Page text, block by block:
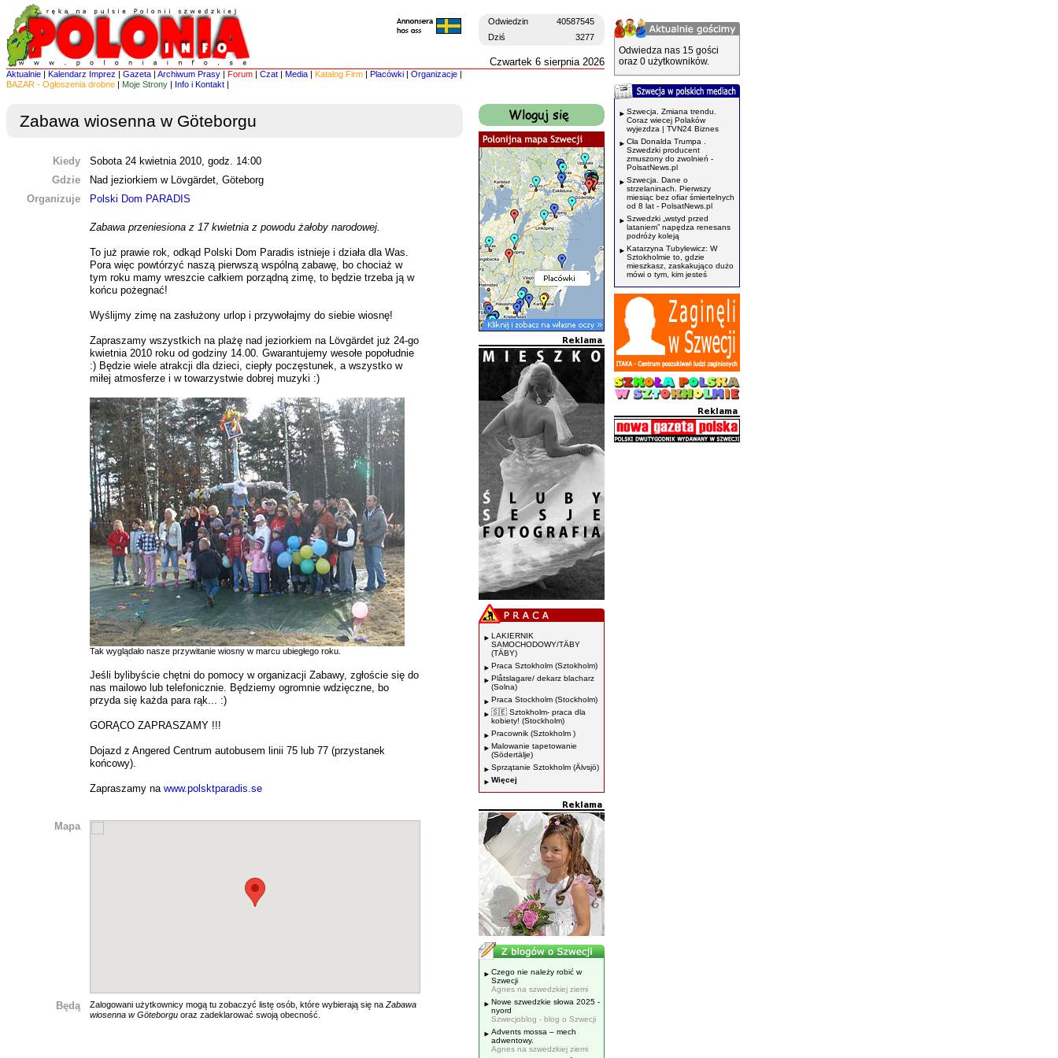
Odwiedzin
40587545
Dziś
3277
Czwartek 6 sierpnia 2026
Aktualnie | Kalendarz Imprez | Gazeta | Archiwum Prasy | Forum | Czat | Media | Katalog Firm | Placówki | Organizacje |
BAZAR - Ogłoszenia drobne | Moje Strony | Info i Kontakt |
Zabawa wiosenna w Göteborgu
Kiedy
Sobota 24 kwietnia 2010, godz. 14:00
Gdzie
Nad jeziorkiem w Lövgärdet, Göteborg
Organizuje
Polski Dom PARADIS
Zabawa przeniesiona z 17 kwietnia z powodu żałoby narodowej.
To już prawie rok, odkąd Polski Dom Paradis istnieje i działa dla Was.
Pora więc powtórzyć naszą pierwszą wspólną zabawę, bo chociaż w
tym roku mamy wreszcie całkiem porządną zimę, to będzie trzeba ją w
końcu pożegnać!
Wyślijmy zimę na zasłużony urlop i przywołajmy do siebie wiosnę!
Zapraszamy wszystkich na plażę nad jeziorkiem na Lövgärdet już 24-go
kwietnia 2010 roku od godziny 14.00. Gwarantujemy wesołe popołudnie
:) Będzie wiele atrakcji dla dzieci, ciepły poczęstunek, a wszystko w
miłej atmosferze i w towarzystwie dobrej muzyki :)
Tak wyglądało nasze przywitanie wiosny w marcu ubiegłego roku.
Jeśli bylibyście chętni do pomocy w organizacji Zabawy, zgłoście się do
nas mailowo lub telefonicznie. Będziemy ogromnie wdzięczne, bo
przyda się każda para rąk... :)
GORĄCO ZAPRASZAMY !!!
Dojazd z Angered Centrum autobusem linii 75 lub 77 (przystanek
końcowy).
Zapraszamy na www.polsktparadis.se
Mapa
Będą Zalogowani użytkownicy mogą tu zobaczyć listę osób, które wybierają się na Zabawa
wiosenna w Göteborgu oraz zadeklarować swoją obecność.
LAKIERNIK
SAMOCHODOWY/TÄBY
(TÄBY)
Praca Sztokholm (Sztokholm)
Plåtslagare/ dekarz blacharz
(Solna)
Praca Stockholm (Stockholm)
🇸🇪 Sztokholm- praca dla
kobiety! (Stockholm)
Pracownik (Sztokholm )
Malowanie tapetowanie
(Södertälje)
Sprzątanie Sztokholm (Älvsjö)
Więcej
Czego nie należy robić w
Szwecji
Agnes na szwedzkiej ziemi
Nowe szwedzkie słowa 2025 -
nyord
Szwecjoblog - blog o Szwecji
Advents mossa – mech
adwentowy.
Agnes na szwedzkiej ziemi
Odwiedza nas 15 gości
oraz 0 użytkowników.
Szwecja. Zmiana trendu.
Coraz wiecej Polaków
wyjezdza | TVN24 Biznes
Cła Donalda Trumpa .
Szwedzki producent
zmuszony do zwolnień -
PolsatNews.pl
Szwecja. Dane o
strzelaninach. Pierwszy
miesiąc bez ofiar śmiertelnych
od 8 lat - PolsatNews.pl
Szwedzki „wstyd przed
lataniem” napędza renesans
podróży koleją
Katarzyna Tubylewicz: W
Sztokholmie to, gdzie
mieszkasz, zaskakująco dużo
mówi o tym, kim jesteś